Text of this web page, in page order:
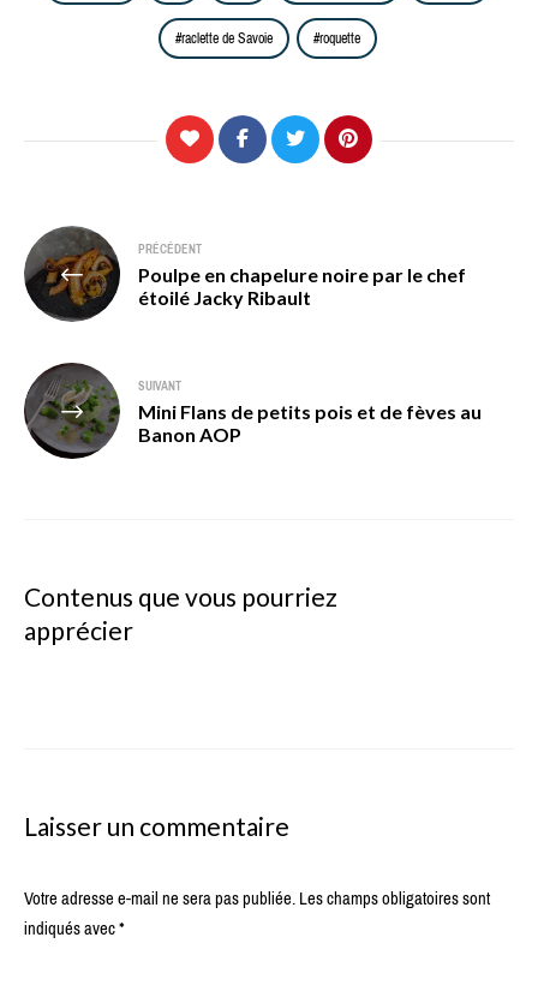
raclette de Savoie roquette
Navigation
de
l’article
PRÉCÉDENT
Poulpe en chapelure noire par le chef
étoilé Jacky Ribault
SUIVANT
Mini Flans de petits pois et de fèves au
Banon AOP
Contenus que vous pourriez
apprécier
Laisser un commentaire
Votre adresse e-mail ne sera pas publiée.Les champs obligatoires sont
indiqués avec*